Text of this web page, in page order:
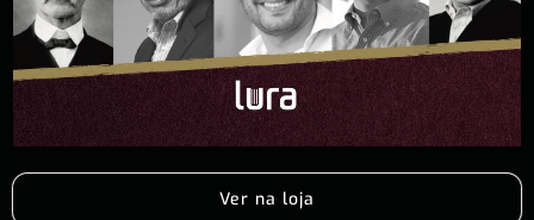
Ver na loja